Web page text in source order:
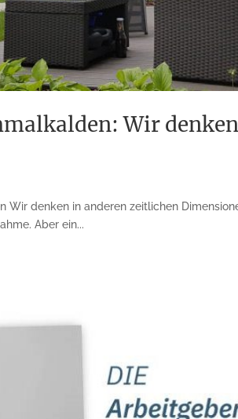
Wir
denken in anderen zeitlichen
Aber ein...